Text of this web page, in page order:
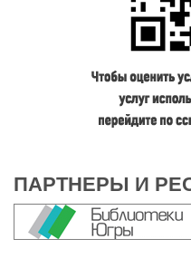
ПАРТНЕРЫ И